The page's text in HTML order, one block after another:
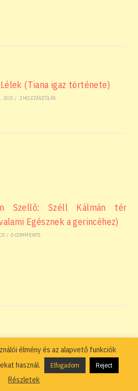
(Tiana igaz története)
2025 / 2 HOZZÁSZÓLÁS
Szellő: Széll Kálmán tér
Egésznek a gerincéhez)
/ 0 COMMENTS
élmény és az alapvető funkciók
használ.
Elfogadom Reject
Részletek